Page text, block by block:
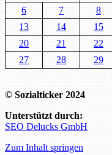
6
7 8
13
14 15
20
21 22
27
28 29
© Sozialticker 2024
Unterstützt durch:
SEO Delucks GmbH
Zum Inhalt springen